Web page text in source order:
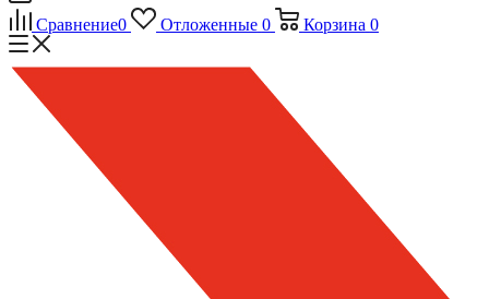
Сравнение0 Отложенные 0 Корзина 0